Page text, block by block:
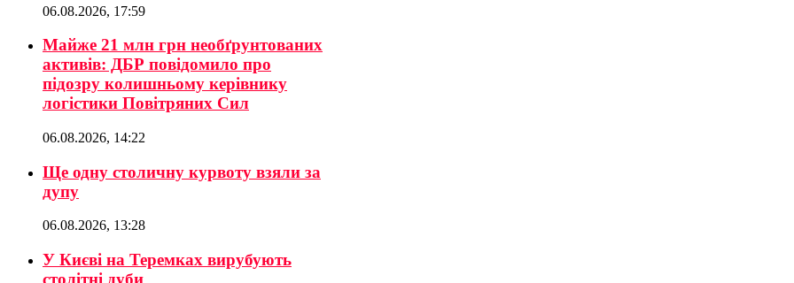
06.08.2026, 17:59
Майже 21 млн грн необґрунтованих
активів: ДБР повідомило про
підозру колишньому керівнику
логістики Повітряних Сил
06.08.2026, 14:22
Ще одну столичну курвоту взяли за
дупу
06.08.2026, 13:28
У Києві на Теремках вирубують
столітні дуби